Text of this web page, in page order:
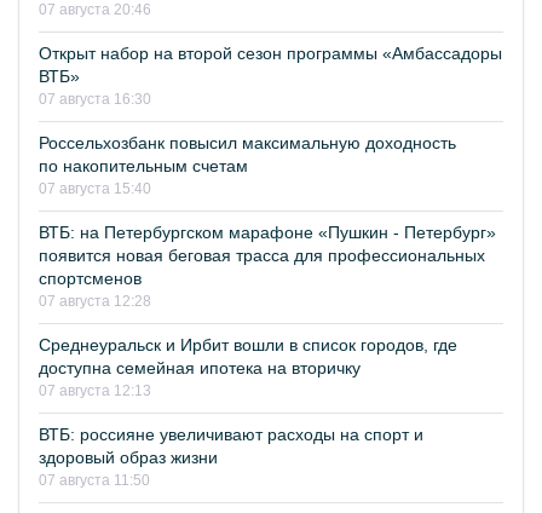
07 августа 20:46
Открыт набор на второй сезон программы «Амбассадоры
ВТБ»
07 августа 16:30
Россельхозбанк повысил максимальную доходность
по накопительным счетам
07 августа 15:40
ВТБ: на Петербургском марафоне «Пушкин - Петербург»
появится новая беговая трасса для профессиональных
спортсменов
07 августа 12:28
Среднеуральск и Ирбит вошли в список городов, где
доступна семейная ипотека на вторичку
07 августа 12:13
ВТБ: россияне увеличивают расходы на спорт и
здоровый образ жизни
07 августа 11:50